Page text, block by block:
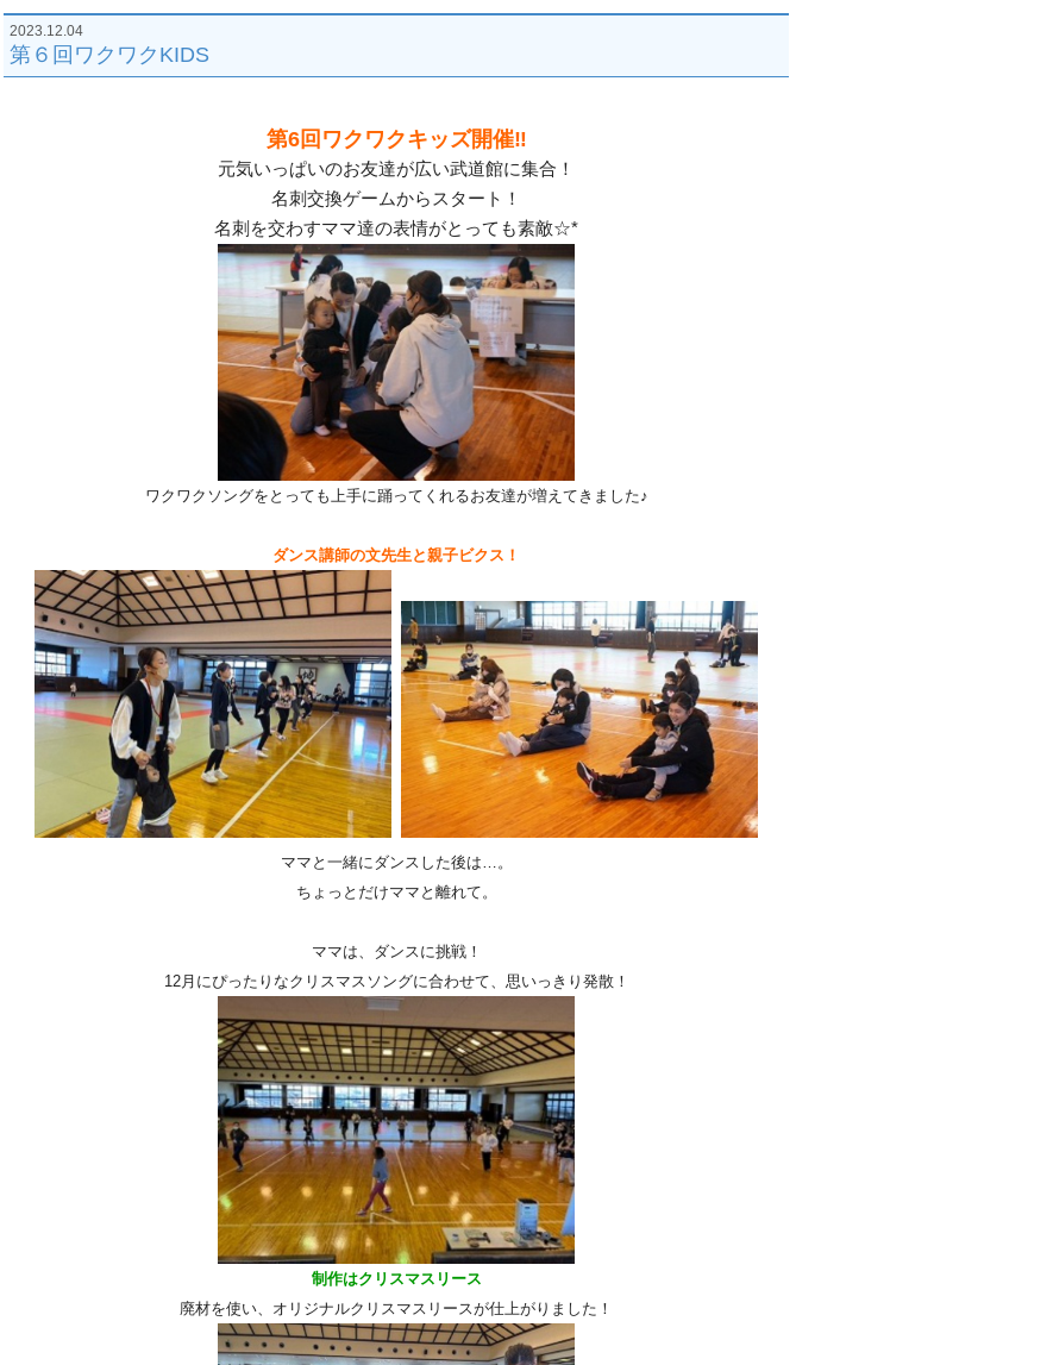
2023.12.04
第６回ワクワクKIDS
第6回ワクワクキッズ開催‼️
元気いっぱいのお友達が広い武道館に集合！
名刺交換ゲームからスタート！
名刺を交わすママ達の表情がとっても素敵☆*
ワクワクソングをとっても上手に踊ってくれるお友達が増えてきました♪
ダンス講師の文先生と親子ビクス！
ママと一緒にダンスした後は…。
ちょっとだけママと離れて。
ママは、ダンスに挑戦！
12月にぴったりなクリスマスソングに合わせて、思いっきり発散！
制作はクリスマスリース
廃材を使い、オリジナルクリスマスリースが仕上がりました！